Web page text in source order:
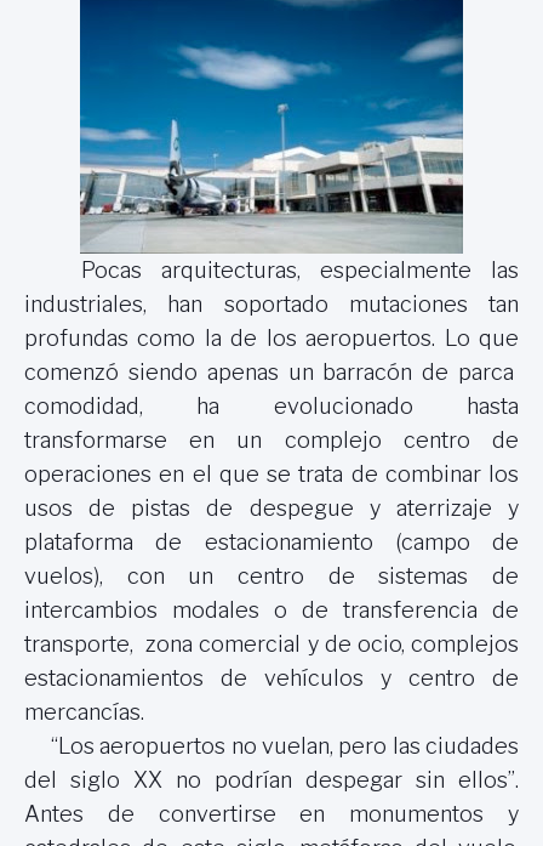
Pocas arquitecturas, especialmente las
industriales, han soportado mutaciones tan
profundas como la de los aeropuertos. Lo que
comenzó siendo apenas un barracón de parca
comodidad, ha evolucionado hasta
transformarse en un complejo centro de
operaciones en el que se trata de combinar los
usos de pistas de despegue y aterrizaje y
plataforma de estacionamiento (campo de
vuelos), con un centro de sistemas de
intercambios modales o de transferencia de
transporte, zona comercial y de ocio, complejos
estacionamientos de vehículos y centro de
mercancías.
“Los aeropuertos no vuelan, pero las ciudades
del siglo XX no podrían despegar sin ellos”.
Antes de convertirse en monumentos y